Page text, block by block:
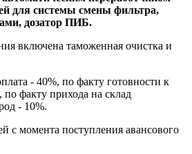
для системы смены фильтра,
дозатор ПИБ.
включена таможенная очистка и
- 40%, по факту готовности к
по факту прихода на склад
- 10%.
с момента поступления авансового